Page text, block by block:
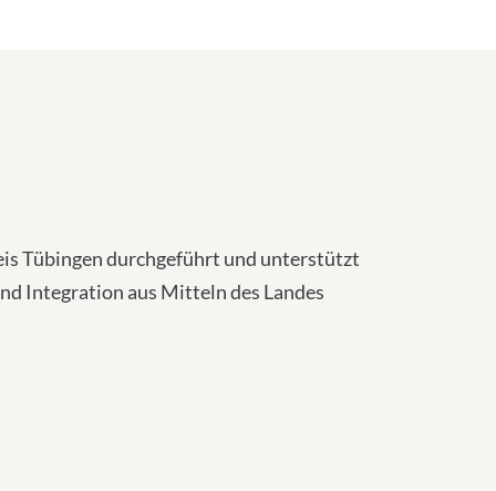
Tübingen durchgeführt und unterstützt
Integration aus Mitteln des Landes